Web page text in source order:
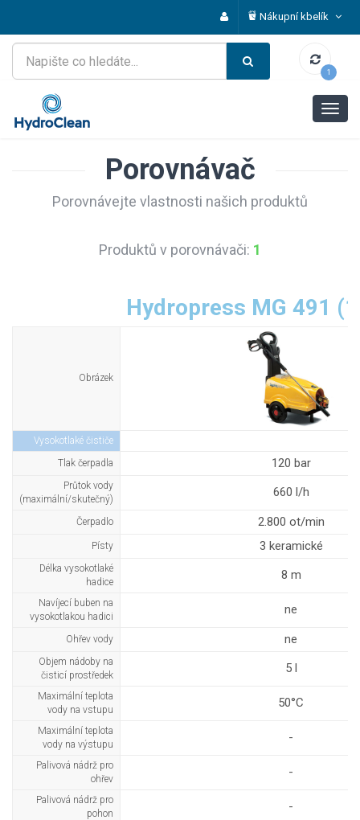
Nákupní kbelík
1
Porovnávač
Porovnávejte vlastnosti našich produktů
Produktů v porovnávači: 1
Hydropress MG 491
Obrázek
Vysokotlaké čističe
Tlak čerpadla
120 bar
Průtok vody
(maximální/skutečný)
660 l/h
Čerpadlo 2.800 ot/min
Písty 3 keramické
Délka vysokotlaké
hadice
8 m
Navíjecí buben na
vysokotlakou hadici
ne
Ohřev vody ne
Objem nádoby na
čisticí prostředek
5 l
Maximální teplota
vody na vstupu
50°C
Maximální teplota
vody na výstupu
-
Palivová nádrž pro
ohřev
-
Palivová nádrž pro
pohon
-